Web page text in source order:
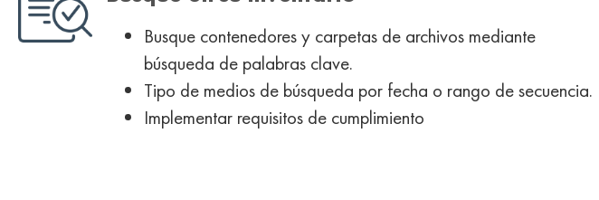
Busque contenedores y carpetas de archivos mediante
búsqueda de palabras clave.
Tipo de medios de búsqueda por fecha o rango de secuencia.
Implementar requisitos de cumplimiento